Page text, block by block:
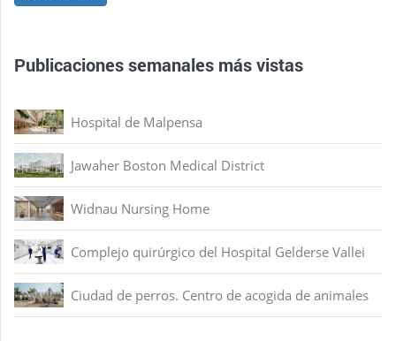
Publicaciones semanales más vistas
Hospital de Malpensa
Jawaher Boston Medical District
Widnau Nursing Home
Complejo quirúrgico del Hospital Gelderse Vallei
Ciudad de perros. Centro de acogida de animales